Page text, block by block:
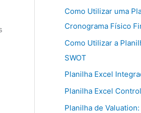
Como Utilizar uma
Cronograma Físico
Como Utilizar a
SWOT
Planilha Excel
Planilha Excel
Planilha de